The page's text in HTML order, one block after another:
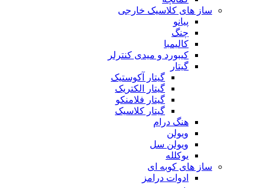
ساز های کلاسیک خارجی
پیانو
چنگ
کالیمبا
کیبورد و میدی کنترلر
گیتار
گیتار آکوستیک
گیتار الکتریک
گیتار فلامنکو
گیتار کلاسیک
هنگ درام
ویولن
ویولن سل
یوکلله
ساز های کوبه ای
ادوات درامز